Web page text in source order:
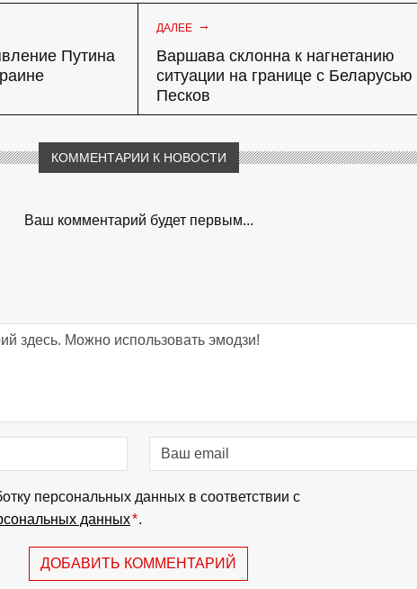
Путина
ДАЛЕЕ →
Варшава склонна к нагнетанию
ситуации на границе с Беларусью
Песков
КОММЕНТАРИИ К НОВОСТИ
Ваш комментарий будет первым...
персональных данных в соответствии с
данных*.
ДОБАВИТЬ КОММЕНТАРИЙ